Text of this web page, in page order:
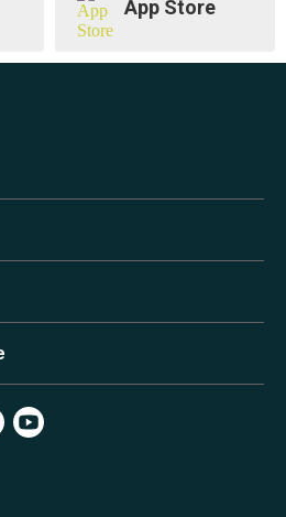
App Store